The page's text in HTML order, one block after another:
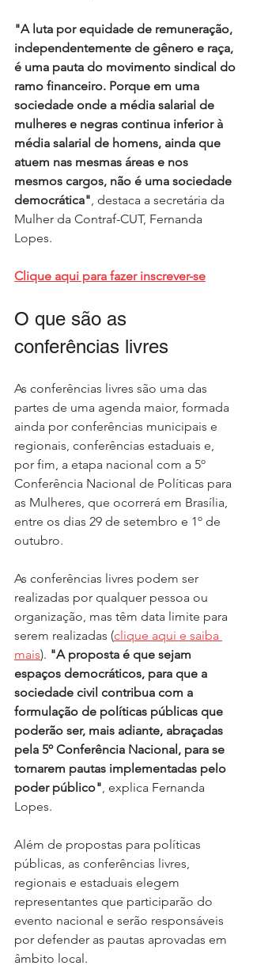
"A luta por equidade de remuneração,
independentemente de gênero e raça,
é uma pauta do movimento sindical do
ramo financeiro. Porque em uma
sociedade onde a média salarial de
mulheres e negras continua inferior à
média salarial de homens, ainda que
atuem nas mesmas áreas e nos
mesmos cargos, não é uma sociedade
democrática", destaca a secretária da
Mulher da Contraf-CUT, Fernanda
Lopes.
Clique aqui para fazer inscrever-se
O que são as
conferências livres
As conferências livres são uma das
partes de uma agenda maior, formada
ainda por conferências municipais e
regionais, conferências estaduais e,
por fim, a etapa nacional com a 5º
Conferência Nacional de Políticas para
as Mulheres, que ocorrerá em Brasília,
entre os dias 29 de setembro e 1º de
outubro.
As conferências livres podem ser
realizadas por qualquer pessoa ou
organização, mas têm data limite para
serem realizadas (clique aqui e saiba
mais). "A proposta é que sejam
espaços democráticos, para que a
sociedade civil contribua com a
formulação de políticas públicas que
poderão ser, mais adiante, abraçadas
pela 5º Conferência Nacional, para se
tornarem pautas implementadas pelo
poder público", explica Fernanda
Lopes.
Além de propostas para políticas
públicas, as conferências livres,
regionais e estaduais elegem
representantes que participarão do
evento nacional e serão responsáveis
por defender as pautas aprovadas em
âmbito local.